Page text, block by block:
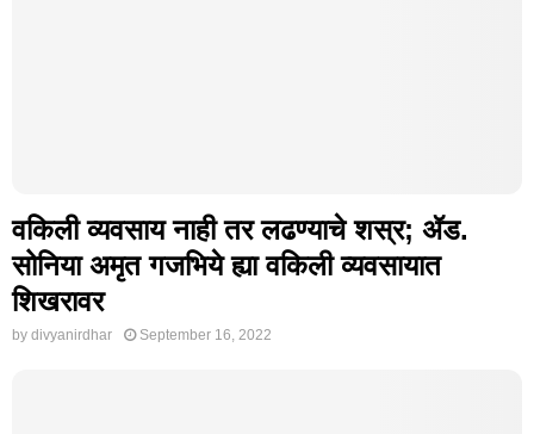
वकिली व्यवसाय नाही तर लढण्याचे शस्र; ॲड.
सोनिया अमृत गजभिये ह्या वकिली व्यवसायात
शिखरावर
by divyanirdhar September 16, 2022